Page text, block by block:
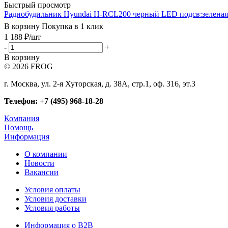
Быстрый просмотр
Радиобудильник Hyundai H-RCL200 черный LED
В корзину Покупка в 1 клик
1 188 ₽/шт
-
+
В корзину
© 2026 FROG
г. Москва, ул. 2-я Хуторская, д. 38А, стр.1, оф. 316, эт.3
Телефон: +7 (495) 968-18-28
Компания
Помощь
Информация
О компании
Новости
Вакансии
Условия оплаты
Условия доставки
Условия работы
Информация о B2B